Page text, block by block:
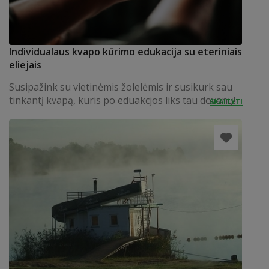
Individualaus kvapo kūrimo edukacija su eteriniais
eliejais
Susipažink su vietinėmis žolelėmis ir susikurk sau
tinkantį kvapą, kuris po eduakcjos liks tau dovanų!
SKAITYTI